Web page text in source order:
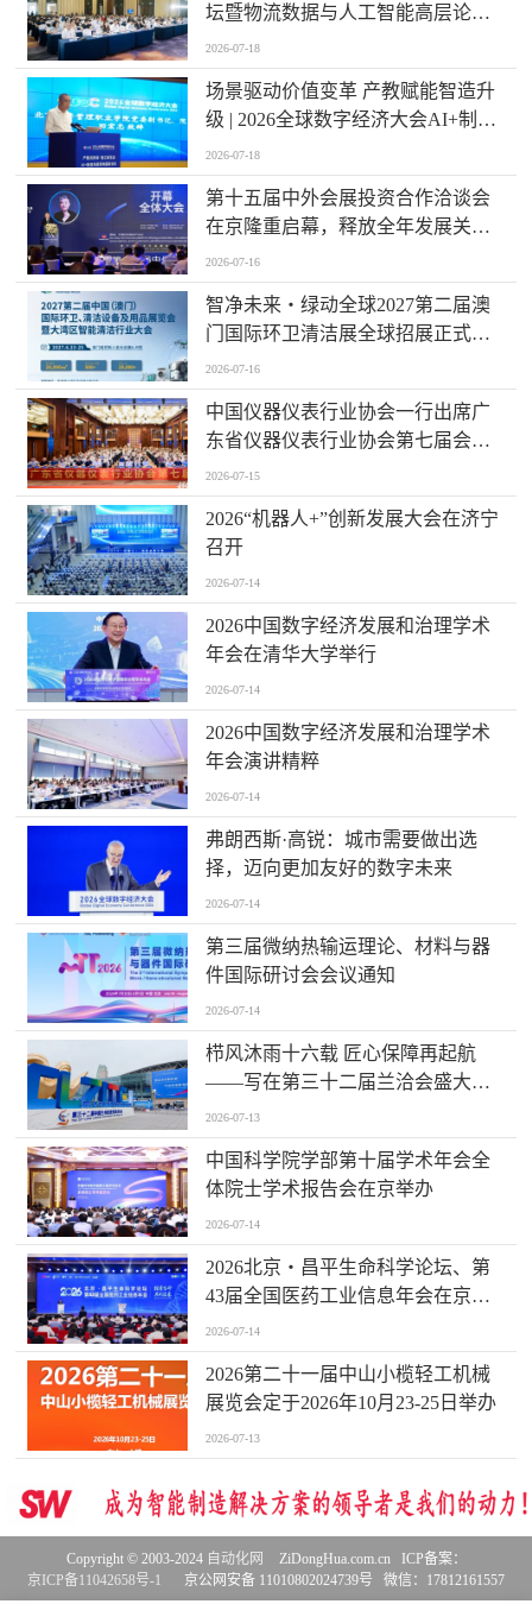
坛暨物流数据与人工智能高层论坛”
圆满成功举办
2026-07-18
场景驱动价值变革 产教赋能智造升
级 | 2026全球数字经济大会AI+制造
场景落地国际论坛成功举办
2026-07-18
第十五届中外会展投资合作洽谈会
在京隆重启幕，释放全年发展关键
信号！
2026-07-16
智净未来・绿动全球2027第二届澳
门国际环卫清洁展全球招展正式启
动
2026-07-16
中国仪器仪表行业协会一行出席广
东省仪器仪表行业协会第七届会员
大会主题活动并进行走访交流
2026-07-15
2026“机器人+”创新发展大会在济宁
召开
2026-07-14
2026中国数字经济发展和治理学术
年会在清华大学举行
2026-07-14
2026中国数字经济发展和治理学术
年会演讲精粹
2026-07-14
弗朗西斯·高锐：城市需要做出选
择，迈向更加友好的数字未来
2026-07-14
第三届微纳热输运理论、材料与器
件国际研讨会会议通知
2026-07-14
栉风沐雨十六载 匠心保障再起航
——写在第三十二届兰洽会盛大开
幕之际
2026-07-13
中国科学院学部第十届学术年会全
体院士学术报告会在京举办
2026-07-14
2026北京・昌平生命科学论坛、第
43届全国医药工业信息年会在京开
幕
2026-07-14
2026第二十一届中山小榄轻工机械
展览会定于2026年10月23-25日举办
2026-07-13
Copyright © 2003-2024 自动化网
ZiDongHua.com.cn ICP备案：
京ICP备11042658号-1
京公网安备 11010802024739号 微信：17812161557